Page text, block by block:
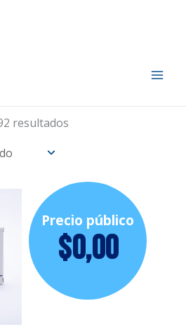
resultados
Precio público
$0,00